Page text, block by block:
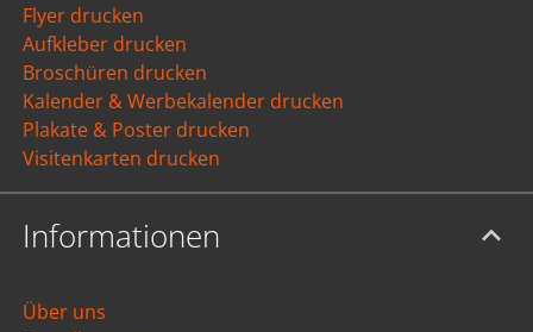
Flyer drucken
Aufkleber drucken
Broschüren drucken
Kalender & Werbekalender drucken
Plakate & Poster drucken
Visitenkarten drucken
Informationen
Über uns